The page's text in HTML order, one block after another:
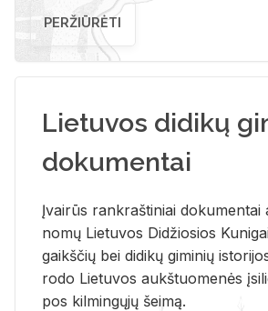
PERŽIŪRĖTI
Lietuvos didikų
dokumentai
Įvai­rūs rank­raš­ti­niai
no­mų Lie­tu­vos Di­džio­sios
gaikš­čių bei di­di­kų gi­mi­nių
ro­do Lie­tu­vos aukš­tuo­me­nės
pos kil­min­gų­jų šei­mą.